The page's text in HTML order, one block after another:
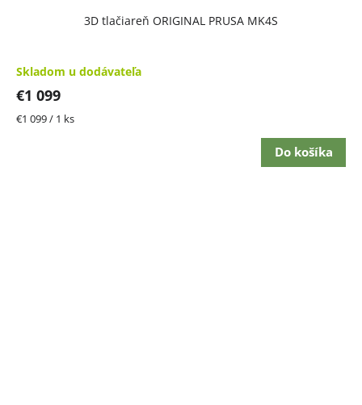
3D tlačiareň ORIGINAL PRUSA MK4S
Skladom u dodávateľa
€1 099
Jednotková
€1 099 / 1 ks
Do košíka